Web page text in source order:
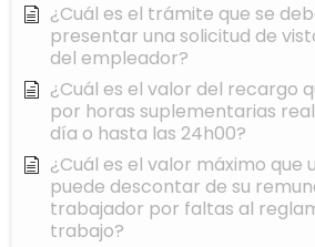
¿Cuál es el trámite que se
presentar una solicitud de
del empleador?
¿Cuál es el valor del recargo
por horas suplementarias
día o hasta las 24h00?
¿Cuál es el valor máximo que
puede descontar de su
trabajador por faltas al
trabajo?